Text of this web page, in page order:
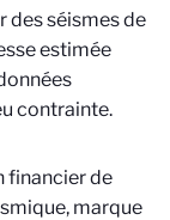
des séismes de
estimée
contrainte.
financier de
marque